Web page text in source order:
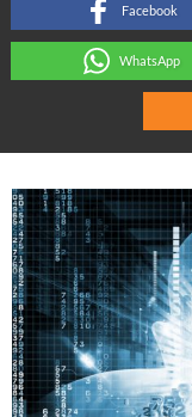
Facebook
WhatsApp